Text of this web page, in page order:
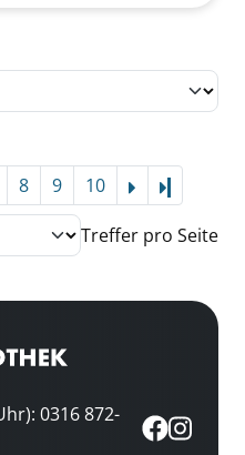
8 9 10
Treffer pro Seite
0316 872-